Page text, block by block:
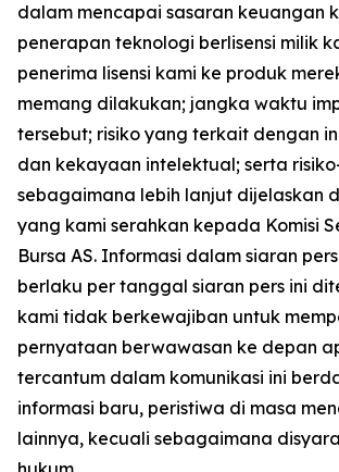
dalam mencapai sasaran keuangan
penerapan teknologi berlisensi milik
penerima lisensi kami ke produk
memang dilakukan; jangka waktu
tersebut; risiko yang terkait dengan
dan kekayaan intelektual; serta
sebagaimana lebih lanjut dijelaskan
yang kami serahkan kepada Komisi
Bursa AS. Informasi dalam siaran
berlaku per tanggal siaran pers ini
kami tidak berkewajiban untuk
pernyataan berwawasan ke depan
tercantum dalam komunikasi ini
informasi baru, peristiwa di masa
lainnya, kecuali sebagaimana